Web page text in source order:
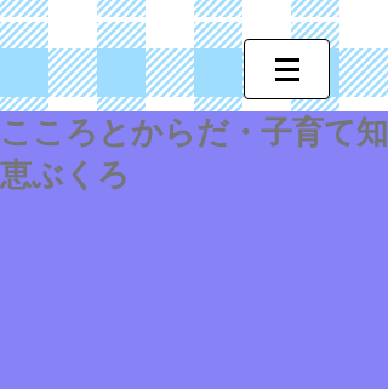
こころとからだ・子育て知
恵ぶくろ